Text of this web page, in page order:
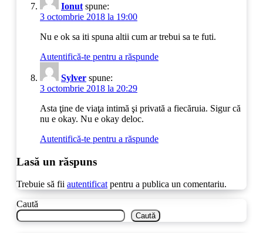
Ionut spune:
3 octombrie 2018 la 19:00
Nu e ok sa iti spuna altii cum ar trebui sa te futi.
Autentifică-te pentru a răspunde
Sylver spune:
3 octombrie 2018 la 20:29
Asta ţine de viaţa intimă şi privată a fiecăruia. Sigur că
nu e okay. Nu e okay deloc.
Autentifică-te pentru a răspunde
Lasă un răspuns
Trebuie să fii autentificatpentru a publica un comentariu.
Caută
Caută